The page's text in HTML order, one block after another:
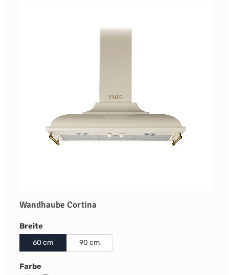
Wandhaube Cortina
Breiteauswählen
60 cm 90 cm
Farbeauswählen